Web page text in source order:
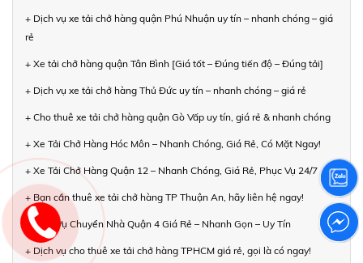
+ Dịch vụ xe tải chở hàng quận Phú Nhuận uy tín – nhanh chóng – giá
rẻ
+ Xe tải chở hàng quận Tân Bình [Giá tốt – Đúng tiến độ – Đúng tải]
+ Dịch vụ xe tải chở hàng Thủ Đức uy tín – nhanh chóng – giá rẻ
+ Cho thuê xe tải chở hàng quận Gò Vấp uy tín, giá rẻ & nhanh chóng
+ Xe Tải Chở Hàng Hóc Môn – Nhanh Chóng, Giá Rẻ, Có Mặt Ngay!
+ Xe Tải Chở Hàng Quận 12 – Nhanh Chóng, Giá Rẻ, Phục Vụ 24/7
+ Bạn cần thuê xe tải chở hàng TP Thuận An, hãy liên hệ ngay!
+ Dịch Vụ Chuyển Nhà Quận 4 Giá Rẻ – Nhanh Gọn – Uy Tín
+ Dịch vụ cho thuê xe tải chở hàng TPHCM giá rẻ, gọi là có ngay!